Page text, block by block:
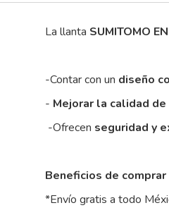
La llanta SUMITOMO
-Contar con un diseño
- Mejorar la calidad de
-Ofrecen seguridad y
Beneficios de
*Envío gratis a todo